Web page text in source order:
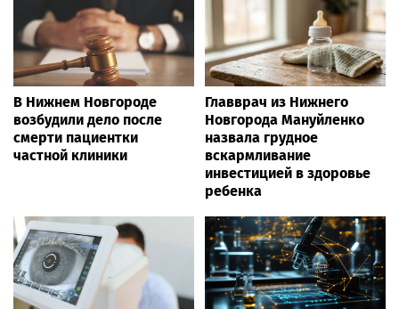
В Нижнем Новгороде
возбудили дело после
смерти пациентки
частной клиники
Главврач из Нижнего
Новгорода Мануйленко
назвала грудное
вскармливание
инвестицией в здоровье
ребенка